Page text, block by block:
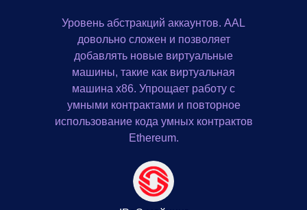
Уровень абстракций аккаунтов. AAL
довольно сложен и позволяет
добавлять новые виртуальные
машины, такие как виртуальная
машина x86. Упрощает работу с
умными контрактами и повторное
использование кода умных контрактов
Ethereum.